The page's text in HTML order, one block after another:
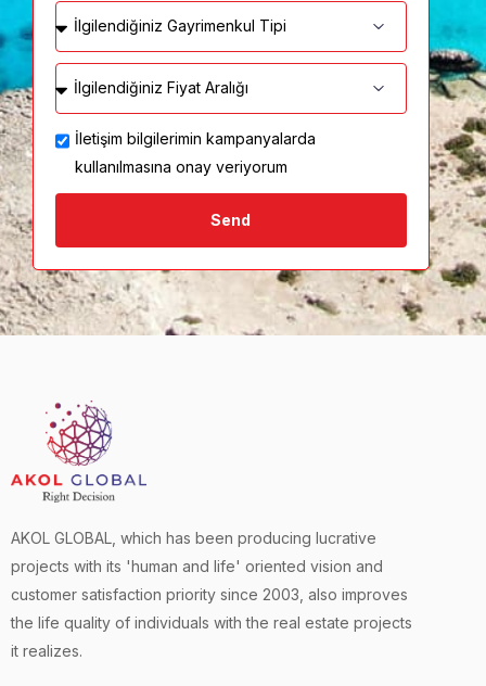
İletişim bilgilerimin kampanyalarda
kullanılmasına onay veriyorum
Send
AKOL GLOBAL, which has been producing lucrative
projects with its 'human and life' oriented vision and
customer satisfaction priority since 2003, also improves
the life quality of individuals with the real estate projects
it realizes.